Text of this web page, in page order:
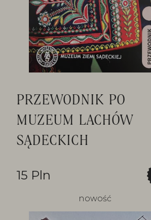
PRZEWODNIK PO
MUZEUM LACHÓW
SĄDECKICH
15 Pln
nowość